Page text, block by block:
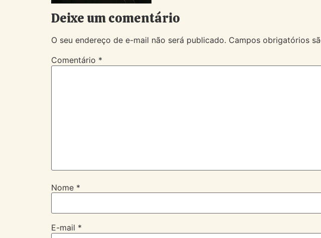
Deixe um comentário
O seu endereço de e-mail não será publicado. Campos obrigatórios
Comentário *
Nome *
E-mail *